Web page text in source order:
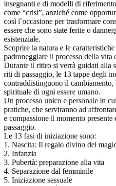
insegnanti e di modelli di
come “crisi”, anziché come
così l`occasione per trasformare
essere che sono state ferite o
esistenziale.
Scoprire la natura e le
padroneggiare il processo della vita
Durante il ritiro si verrà guidati alla
riti di passaggio, le 13 tappe degli
contraddistinguono il
spirituale di ogni essere umano.
Un processo unico e personale in
pratiche, che serviranno ad
e compassione il momento presente
passaggio.
Le 13 fasi di iniziazione sono:
1. Nascita: Il regalo divino del
2. Infanzia
3. Pubertà: preparazione alla vita
4. Separazione dal femminile
5. Iniziazione sessuale